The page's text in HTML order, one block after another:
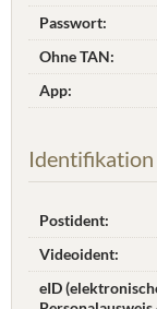
Passwort:
Ohne TAN:
App:
Postident:
Videoident:
eID